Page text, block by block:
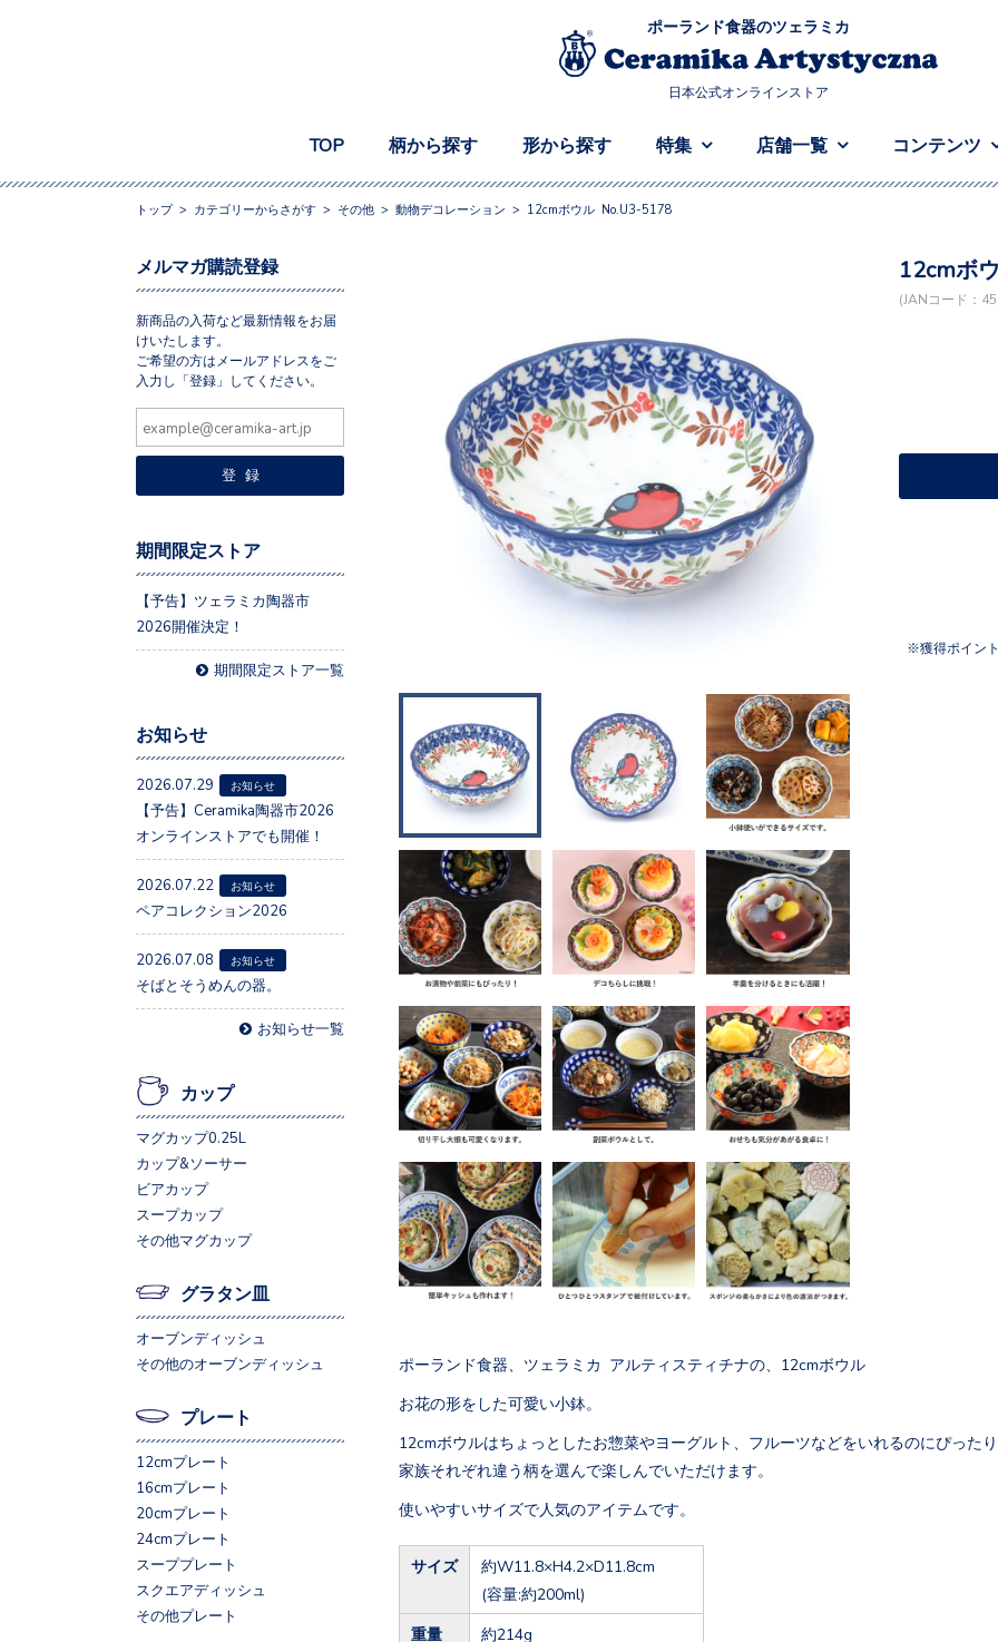
ポーランド食器のツェラミカ
日本公式オンラインストア
TOP 柄から探す 形から探す 特集 店舗一覧 コンテンツ
トップ> カテゴリーからさがす > その他 > 動物デコレーション > 12cmボウル No.U3-5178
12cmボ
(JANコード：
獲得ポイン
ポーランド食器、ツェラミカ アルティスティチナの、12cmボウル
お花の形をした可愛い小鉢。
12cmボウルはちょっとしたお惣菜やヨーグルト、フルーツなどをいれるのにぴった
家族それぞれ違う柄を選んで楽しんでいただけます。
使いやすいサイズで人気のアイテムです。
サイズ
約W11.8×H4.2×D11.8cm
(容量:約200ml)
重量 約214g
メルマガ購読登録
新商品の入荷など最新情報をお届
けいたします。
ご希望の方はメールアドレスをご
入力し「登録」してください。
期間限定ストア
【予告】ツェラミカ陶器市
2026開催決定！
期間限定ストア一覧
お知らせ
2026.07.29 お知らせ
【予告】Ceramika陶器市2026
オンラインストアでも開催！
2026.07.22 お知らせ
ペアコレクション2026
2026.07.08 お知らせ
そばとそうめんの器。
お知らせ一覧
カップ
マグカップ0.25L
カップ&ソーサー
ビアカップ
スープカップ
その他マグカップ
グラタン皿
オーブンディッシュ
その他のオーブンディッシュ
プレート
12cmプレート
16cmプレート
20cmプレート
24cmプレート
スーププレート
スクエアディッシュ
その他プレート